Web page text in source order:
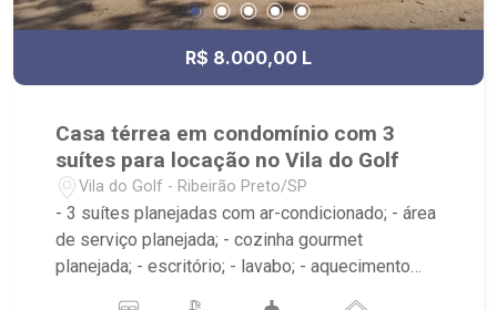
R$ 8.000,00 L
Casa térrea em condomínio com 3
suítes para locação no Vila do Golf
Vila do Golf - Ribeirão Preto/SP
- 3 suítes planejadas com ar-condicionado; - área
de serviço planejada; - cozinha gourmet
planejada; - escritório; - lavabo; - aquecimento